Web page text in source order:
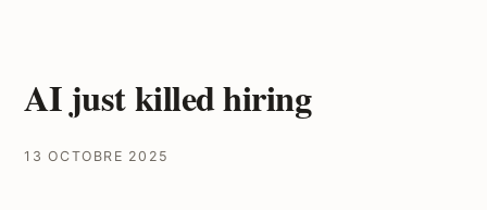
AI just killed hiring
13 OCTOBRE 2025